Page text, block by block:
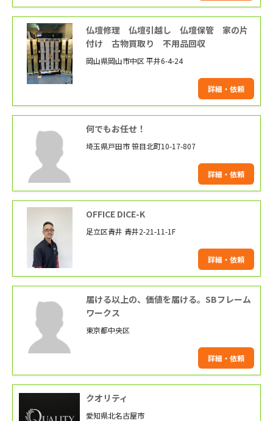
仏壇修理 仏壇引越し 仏壇保管 家の片
付け 古物買取り 不用品回収
岡山県岡山市中区 平井6-4-24
詳細・依頼
何でもお任せ！
埼玉県戸田市 笹目北町10-17-807
詳細・依頼
OFFICE DICE-K
足立区青井 青井2-21-11-1F
詳細・依頼
届ける以上の、価値を届ける。SBフレーム
ワークス
東京都中央区
詳細・依頼
クオリティ
愛知県北名古屋市